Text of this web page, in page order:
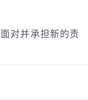
对并承担新的责